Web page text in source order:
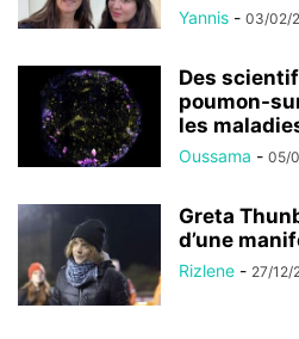
Yannis - 03/02/
Des
poumon-
les
Oussama - 05/
Greta
d’une
Rizlene - 27/12/